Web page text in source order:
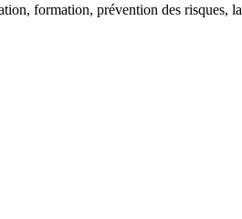
formation, prévention des risques, la